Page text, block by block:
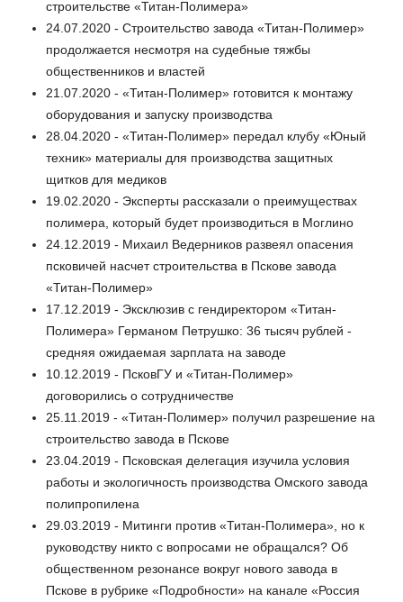
строительстве «Титан-Полимера»
24.07.2020 - Строительство завода «Титан-Полимер»
продолжается несмотря на судебные тяжбы
общественников и властей
21.07.2020 - «Титан-Полимер» готовится к монтажу
оборудования и запуску производства
28.04.2020 - «Титан-Полимер» передал клубу «Юный
техник» материалы для производства защитных
щитков для медиков
19.02.2020 - Эксперты рассказали о преимуществах
полимера, который будет производиться в Моглино
24.12.2019 - Михаил Ведерников развеял опасения
псковичей насчет строительства в Пскове завода
«Титан-Полимер»
17.12.2019 - Эксклюзив с гендиректором «Титан-
Полимера» Германом Петрушко: 36 тысяч рублей -
средняя ожидаемая зарплата на заводе
10.12.2019 - ПсковГУ и «Титан-Полимер»
договорились о сотрудничестве
25.11.2019 - «Титан-Полимер» получил разрешение на
строительство завода в Пскове
23.04.2019 - Псковская делегация изучила условия
работы и экологичность производства Омского завода
полипропилена
29.03.2019 - Митинги против «Титан-Полимера», но к
руководству никто с вопросами не обращался? Об
общественном резонансе вокруг нового завода в
Пскове в рубрике «Подробности» на канале «Россия